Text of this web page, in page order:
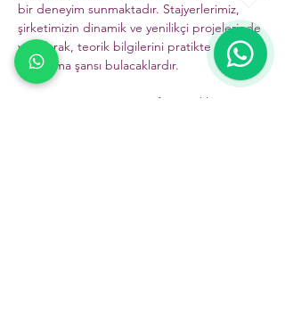
bir deneyim sunmaktadır. Stajyerlerimiz,
şirketimizin dinamik ve yenilikçi projelerinde
yer alarak, teorik bilgilerini pratikte
uygulama şansı bulacaklardır.
Ayrıca, staj süresince profesyonel bir
1